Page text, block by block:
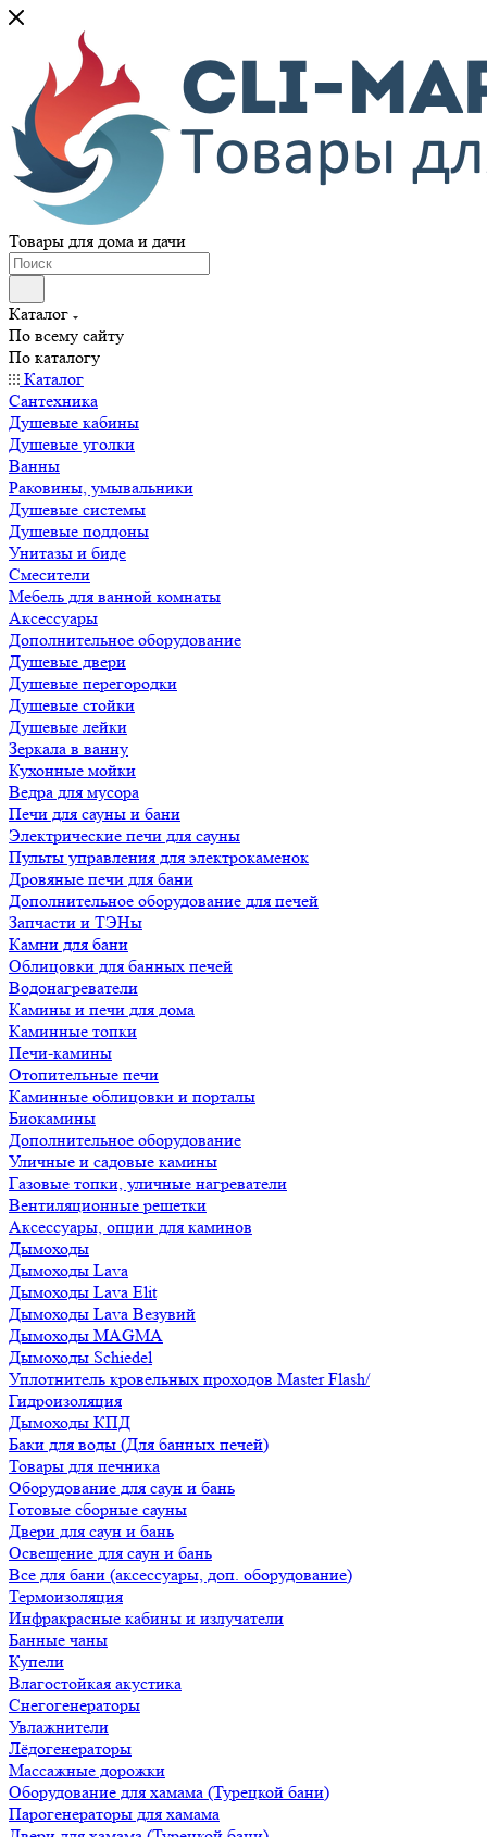
Товары для дома и дачи
Каталог
По всему сайту
По каталогу
Каталог
Сантехника
Душевые кабины
Душевые уголки
Ванны
Раковины, умывальники
Душевые системы
Душевые поддоны
Унитазы и биде
Смесители
Мебель для ванной комнаты
Аксессуары
Дополнительное оборудование
Душевые двери
Душевые перегородки
Душевые стойки
Душевые лейки
Зеркала в ванну
Кухонные мойки
Ведра для мусора
Печи для сауны и бани
Электрические печи для сауны
Пульты управления для электрокаменок
Дровяные печи для бани
Дополнительное оборудование для печей
Запчасти и ТЭНы
Камни для бани
Облицовки для банных печей
Водонагреватели
Камины и печи для дома
Каминные топки
Печи-камины
Отопительные печи
Каминные облицовки и порталы
Биокамины
Дополнительное оборудование
Уличные и садовые камины
Газовые топки, уличные нагреватели
Вентиляционные решетки
Аксессуары, опции для каминов
Дымоходы
Дымоходы Lava
Дымоходы Lava Elit
Дымоходы Lava Везувий
Дымоходы MAGMA
Дымоходы Schiedel
Уплотнитель кровельных проходов Master Flash/
Гидроизоляция
Дымоходы КПД
Баки для воды (Для банных печей)
Товары для печника
Оборудование для саун и бань
Готовые сборные сауны
Двери для саун и бань
Освещение для саун и бань
Все для бани (аксессуары, доп. оборудование)
Термоизоляция
Инфракрасные кабины и излучатели
Банные чаны
Купели
Влагостойкая акустика
Снегогенераторы
Увлажнители
Лёдогенераторы
Массажные дорожки
Оборудование для хамама (Турецкой бани)
Парогенераторы для хамама